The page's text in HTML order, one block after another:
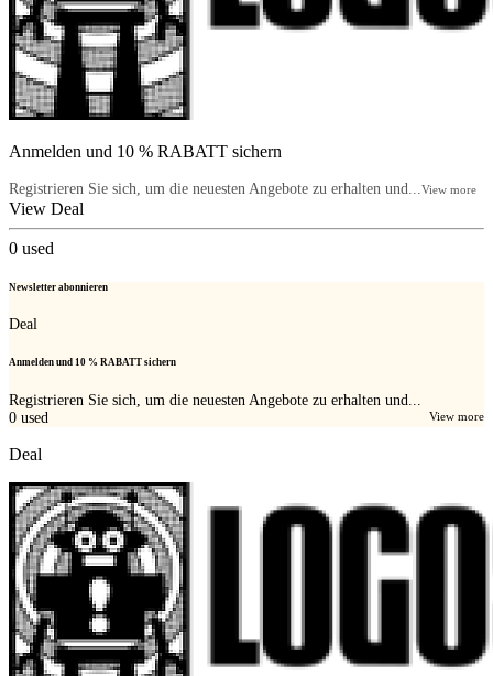
Anmelden und 10 % RABATT sichern
Registrieren Sie sich, um die neuesten Angebote zu erhalten und... View more
View Deal
0 used
Newsletter abonnieren
Deal
Anmelden und 10 % RABATT sichern
Registrieren Sie sich, um die neuesten Angebote zu erhalten und...
View more
0 used
Deal